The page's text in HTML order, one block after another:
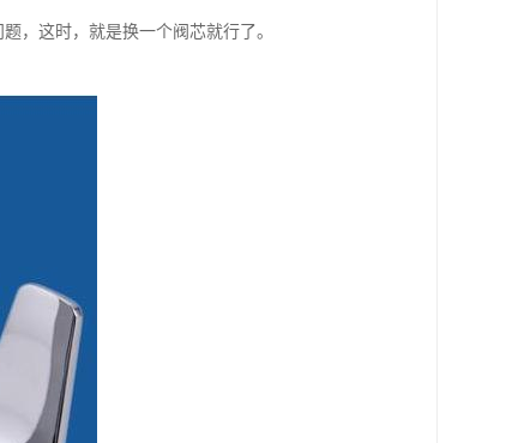
，这时，就是换一个阀芯就行了。